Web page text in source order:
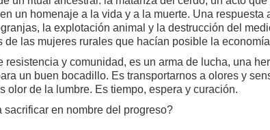
un homenaje a la vida y a la muerte. Una respuesta
la explotación animal y la destrucción del
de las mujeres rurales que hacían posible la
resistencia y comunidad, es un arma de lucha, una
un buen bocadillo. Es transportarnos a olores y
olor de la lumbre. Es tiempo, espera y curación.
en nombre del progreso?